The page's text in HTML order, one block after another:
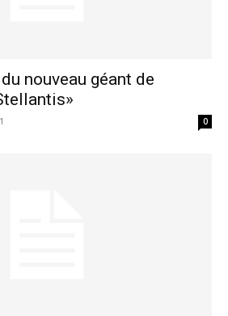
nouveau géant de
0